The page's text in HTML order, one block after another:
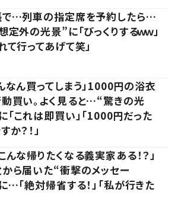
で…列車の指定席を予約したら…
外の光景”に「びっくりするｗｗ」
て行ってあげて笑」
なん買ってしまう」1000円の浴衣
買い。よく見ると…“驚きの光
「これは即買い」「1000円だった
か？！」
んな帰りたくなる義実家ある！？」
ら届いた“衝撃のメッセー
…「絶対帰省する！」「私が行きた